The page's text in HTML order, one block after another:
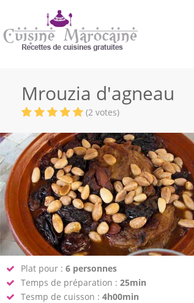
Mrouzia d'agneau
(2 votes)
Plat pour : 6 personnes
Temps de préparation : 25min
Tesmp de cuisson : 4h00min